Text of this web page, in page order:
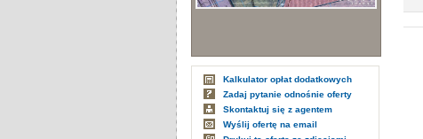
Kalkulator opłat dodatkowych
Zadaj pytanie odnośnie oferty
Skontaktuj się z agentem
Wyślij ofertę na email